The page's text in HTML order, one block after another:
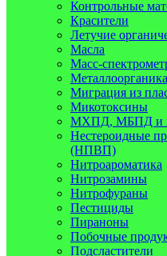
Контрольные
Красители
Летучие
Масла
Масс-
Металлоорганика
Миграция из
Микотоксины
МХПД, МБПД и
Нестероидные
(НПВП)
Нитроароматика
Нитрозамины
Нитрофураны
Пестициды
Пираноны
Побочные
Подсластители